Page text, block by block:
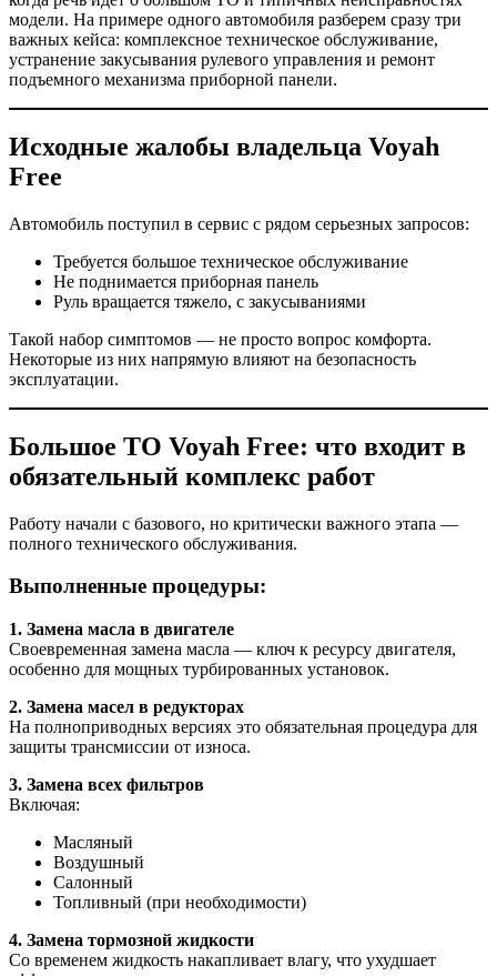
модели. На примере одного автомобиля разберем сразу три
важных кейса: комплексное техническое обслуживание,
устранение закусывания рулевого управления и ремонт
подъемного механизма приборной панели.
Исходные жалобы владельца Voyah
Free
Автомобиль поступил в сервис с рядом серьезных запросов:
Требуется большое техническое обслуживание
Не поднимается приборная панель
Руль вращается тяжело, с закусываниями
Такой набор симптомов — не просто вопрос комфорта.
Некоторые из них напрямую влияют на безопасность
эксплуатации.
Большое ТО Voyah Free: что входит в
обязательный комплекс работ
Работу начали с базового, но критически важного этапа —
полного технического обслуживания.
Выполненные процедуры:
1. Замена масла в двигателе
Своевременная замена масла — ключ к ресурсу двигателя,
особенно для мощных турбированных установок.
2. Замена масел в редукторах
На полноприводных версиях это обязательная процедура для
защиты трансмиссии от износа.
3. Замена всех фильтров
Включая:
Масляный
Воздушный
Салонный
Топливный (при необходимости)
4. Замена тормозной жидкости
Со временем жидкость накапливает влагу, что ухудшает